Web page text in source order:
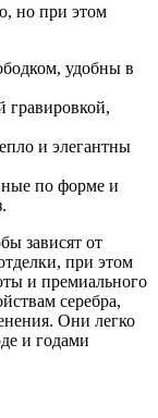
но при этом
удобны в
гравировкой,
и элегантны
по форме и
зависят от
при этом
и премиального
серебра,
Они легко
и годами